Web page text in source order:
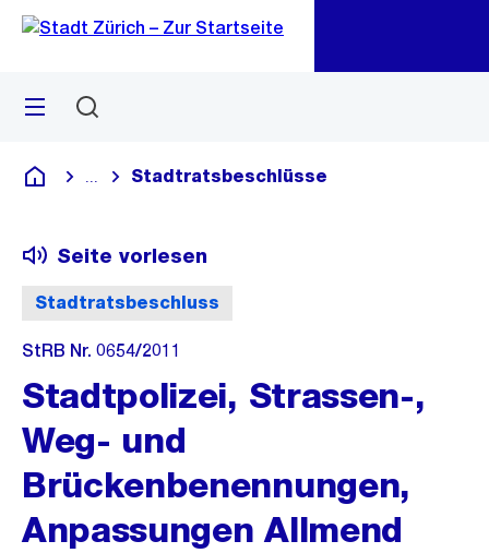
Navigation
Sprunglink
Menü
Deutsch
Blende alle Breadcrumbs ein
Stadtratsbeschlüsse
Stadtratsbeschluss
Seite vorlesen
StRB Nr. 0654/2011
Stadtpolizei, Strassen-,
Weg- und
Brückenbenennungen,
Anpassungen Allmend